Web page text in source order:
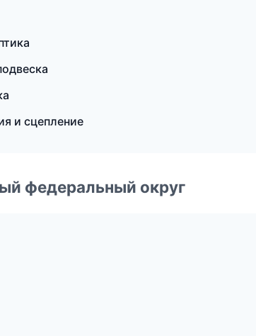
и сцепление
федеральный округ